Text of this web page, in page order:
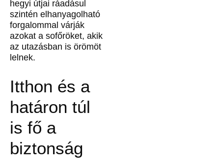
hegyi útjai ráadásul
szintén elhanyagolható
forgalommal várják
azokat a sofőröket, akik
az utazásban is örömöt
lelnek.
Itthon és a
határon túl
is fő a
biztonság